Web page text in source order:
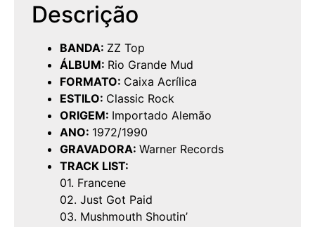
Descrição
BANDA: ZZ Top
ÁLBUM: Rio Grande Mud
FORMATO: Caixa Acrílica
ESTILO: Classic Rock
ORIGEM: Importado Alemão
ANO: 1972/1990
GRAVADORA: Warner Records
TRACK LIST:
01. Francene
02. Just Got Paid
03. Mushmouth Shoutin’